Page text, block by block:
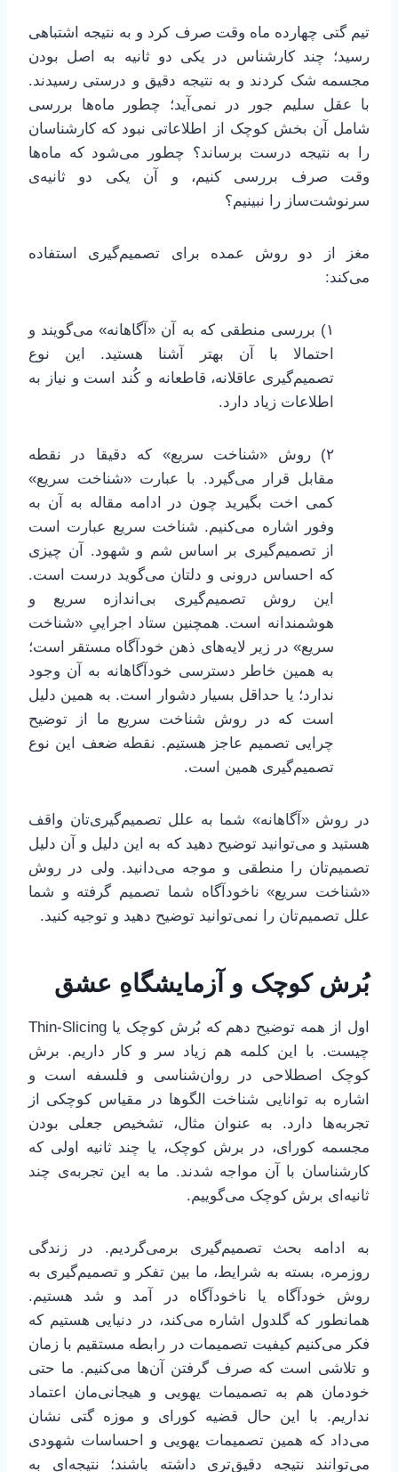
تیم گتی چهارده ماه وقت صرف کرد و به نتیجه اشتباهی
رسید؛ چند کارشناس در یکی دو ثانیه به اصل بودن
مجسمه شک کردند و به نتیجه دقیق و درستی رسیدند.
با عقل سلیم جور در نمی‌آید؛ چطور ماه‌ها بررسی
شامل آن بخش کوچک از اطلاعاتی نبود که کارشناسان
را به نتیجه درست برساند؟ چطور می‌شود که ماه‌ها
وقت صرف بررسی کنیم، و آن یکی دو ثانیه‌ی
سرنوشت‌ساز را نبینیم؟
مغز از دو روش عمده برای تصمیم‌گیری استفاده
می‌کند:
۱) بررسی منطقی که به آن «آگاهانه» می‌گویند و
احتمالا با آن بهتر آشنا هستید. این نوع
تصمیم‌گیری عاقلانه، قاطعانه و کُند است و نیاز به
اطلاعات زیاد دارد.
۲) روش «شناخت سریع» که دقیقا در نقطه
مقابل قرار می‌گیرد. با عبارت «شناخت سریع»
کمی اخت بگیرید چون در ادامه مقاله به آن به
وفور اشاره می‌کنیم. شناخت سریع عبارت است
از تصمیم‌گیری بر اساس شم و شهود. آن چیزی
که احساس درونی و دلتان می‌گوید درست است.
این روش تصمیم‌گیری بی‌اندازه سریع و
هوشمندانه است. همچنین ستاد اجراییِ «شناخت
سریع» در زیر لایه‌های ذهن خودآگاه مستقر است؛
به همین خاطر دسترسی خودآگاهانه به آن وجود
ندارد؛ یا حداقل بسیار دشوار است. به همین دلیل
است که در روش شناخت سریع ما از توضیح
چرایی تصمیم عاجز هستیم. نقطه ضعف این نوع
تصمیم‌گیری همین است.
در روش «آگاهانه» شما به علل تصمیم‌گیری‌تان واقف
هستید و می‌توانید توضیح دهید که به این دلیل و آن دلیل
تصمیم‌تان را منطقی و موجه می‌دانید. ولی در روش
«شناخت سریع» ناخودآگاه شما تصمیم گرفته و شما
علل تصمیم‌تان را نمی‌توانید توضیح دهید و توجیه کنید.
بُرش کوچک و آزمایشگاهِ عشق
اول از همه توضیح دهم که بُرش کوچک یا Thin-Slicing
چیست. با این کلمه هم زیاد سر و کار داریم. برش
کوچک اصطلاحی در روان‌شناسی و فلسفه است و
اشاره به توانایی شناخت الگوها در مقیاس کوچکی از
تجربه‌ها دارد. به عنوان مثال، تشخیص جعلی بودن
مجسمه کورای، در برش کوچک، یا چند ثانیه اولی که
کارشناسان با آن مواجه شدند. ما به این تجربه‌ی چند
ثانیه‌ای برش کوچک می‌گوییم.
به ادامه بحث تصمیم‌گیری برمی‌گردیم. در زندگی
روزمره، بسته به شرایط، ما بین تفکر و تصمیم‌گیری به
روش خودآگاه یا ناخودآگاه در آمد و شد هستیم.
همانطور که گلدول اشاره می‌کند، در دنیایی هستیم که
فکر می‌کنیم کیفیت تصمیمات در رابطه مستقیم با زمان
و تلاشی است که صرف گرفتن آن‌ها می‌کنیم. ما حتی
خودمان هم به تصمیمات یهویی و هیجانی‌مان اعتماد
نداریم. با این حال قضیه کورای و موزه گتی نشان
می‌داد که همین تصمیمات یهویی و احساسات شهودی
می‌توانند نتیجه دقیق‌تری داشته باشند؛ نتیجه‌ای به